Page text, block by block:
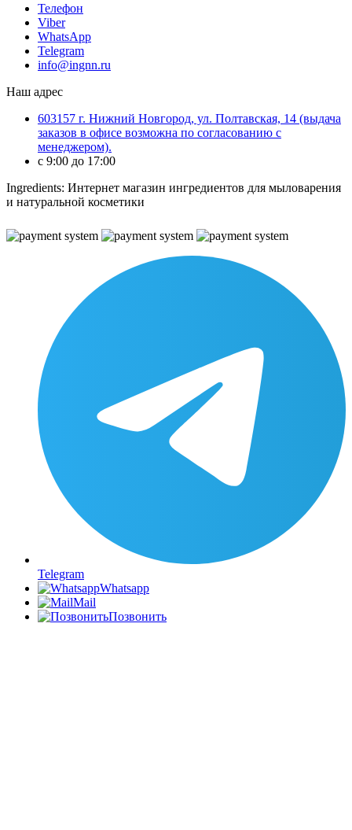
Телефон
Viber
WhatsApp
Telegram
info@ingnn.ru
Наш адрес
603157 г. Нижний Новгород, ул. Полтавская, 14 (выдача
заказов в офисе возможна по согласованию с
менеджером).
c 9:00 до 17:00
Ingredients: Интернет магазин ингредиентов для мыловарения
и натуральной косметики
Telegram
Whatsapp
Mail
Позвонить